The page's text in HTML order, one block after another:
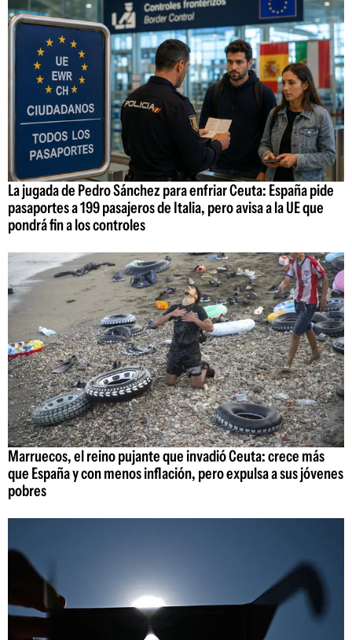
La jugada de Pedro Sánchez para enfriar Ceuta: España pide
pasaportes a 199 pasajeros de Italia, pero avisa a la UE que
pondrá fin a los controles
Marruecos, el reino pujante que invadió Ceuta: crece más
que España y con menos inflación, pero expulsa a sus jóvenes
pobres